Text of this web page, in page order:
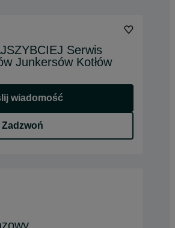
Serwis
Junkersów Kotłów
wiadomość
Zadzwoń